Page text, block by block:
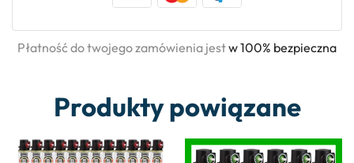
Płatność do twojego zamówienia jestw 100% bezpieczna
Produkty powiązane